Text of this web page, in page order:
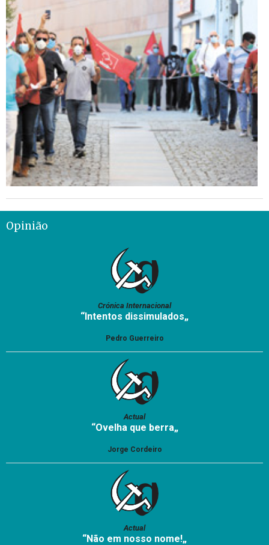
Opinião
Crónica Internacional
“Intentos dissimulados„
Pedro Guerreiro
Actual
“Ovelha que berra„
Jorge Cordeiro
Actual
“Não em nosso nome!„